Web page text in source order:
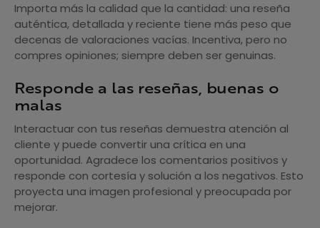
Importa más la calidad que la cantidad: una reseña
auténtica, detallada y reciente tiene más peso que
decenas de valoraciones vacías. Incentiva, pero no
compres opiniones; siempre deben ser genuinas.
Responde a las reseñas, buenas o
malas
Interactuar con tus reseñas demuestra atención al
cliente y puede convertir una crítica en una
oportunidad. Agradece los comentarios positivos y
responde con cortesía y solución a los negativos. Esto
proyecta una imagen profesional y preocupada por
mejorar.